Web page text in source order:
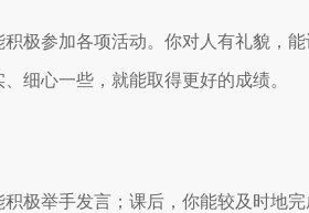
极参加各项活动。你对人有礼貌，
细心一些，就能取得更好的成绩。
极举手发言；课后，你能较及时地